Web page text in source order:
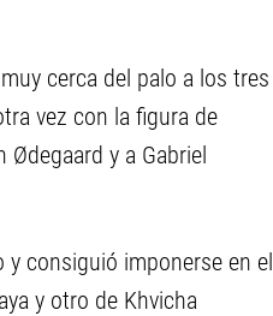
cerca del palo a los tres
vez con la figura de
Ødegaard y a Gabriel
y consiguió imponerse en el
y otro de Khvicha